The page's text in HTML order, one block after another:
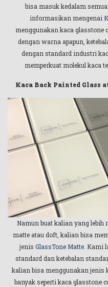
bisa masuk kedalam
informasikan mengenai
menggunakan kaca
dengan warna apapun,
dengan standard industri
memperkuat molekul kaca
Kaca Back Painted Glass
Namun buat kalian yang
matte atau doft, kalian bisa
jenis GlassTone Matte .
standard dan ketebalan
kalian bisa menggunakan jenis
banyak seperti kaca glasstone